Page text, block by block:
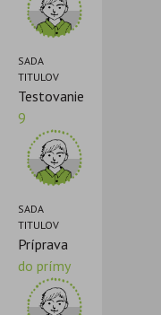
SADA
TITULOV
Testovanie
9
SADA
TITULOV
Príprava
do prímy